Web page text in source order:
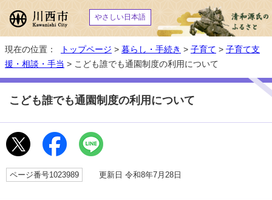
やさしい日本語
現在の位置： トップページ > 暮らし・手続き > 子育て > 子育て支
援・相談・手当 > こども誰でも通園制度の利用について
こども誰でも通園制度の利用について
ページ番号1023989 更新日 令和8年7月28日